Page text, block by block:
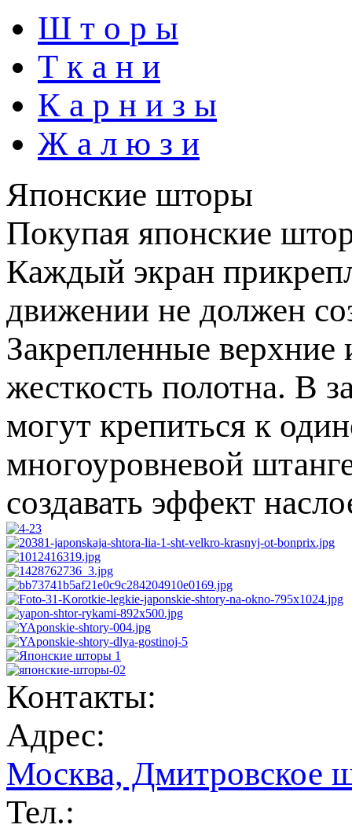
Ш т о р ы
Т к а н и
К а р н и з ы
Ж а л ю з и
Японские шторы
Покупая японские
Каждый экран
движении не должен
Закрепленные
жесткость полотна. В
могут крепиться к
многоуровневой
создавать эффект
Контакты:
Адрес:
Москва, Дмитровское
Тел.: